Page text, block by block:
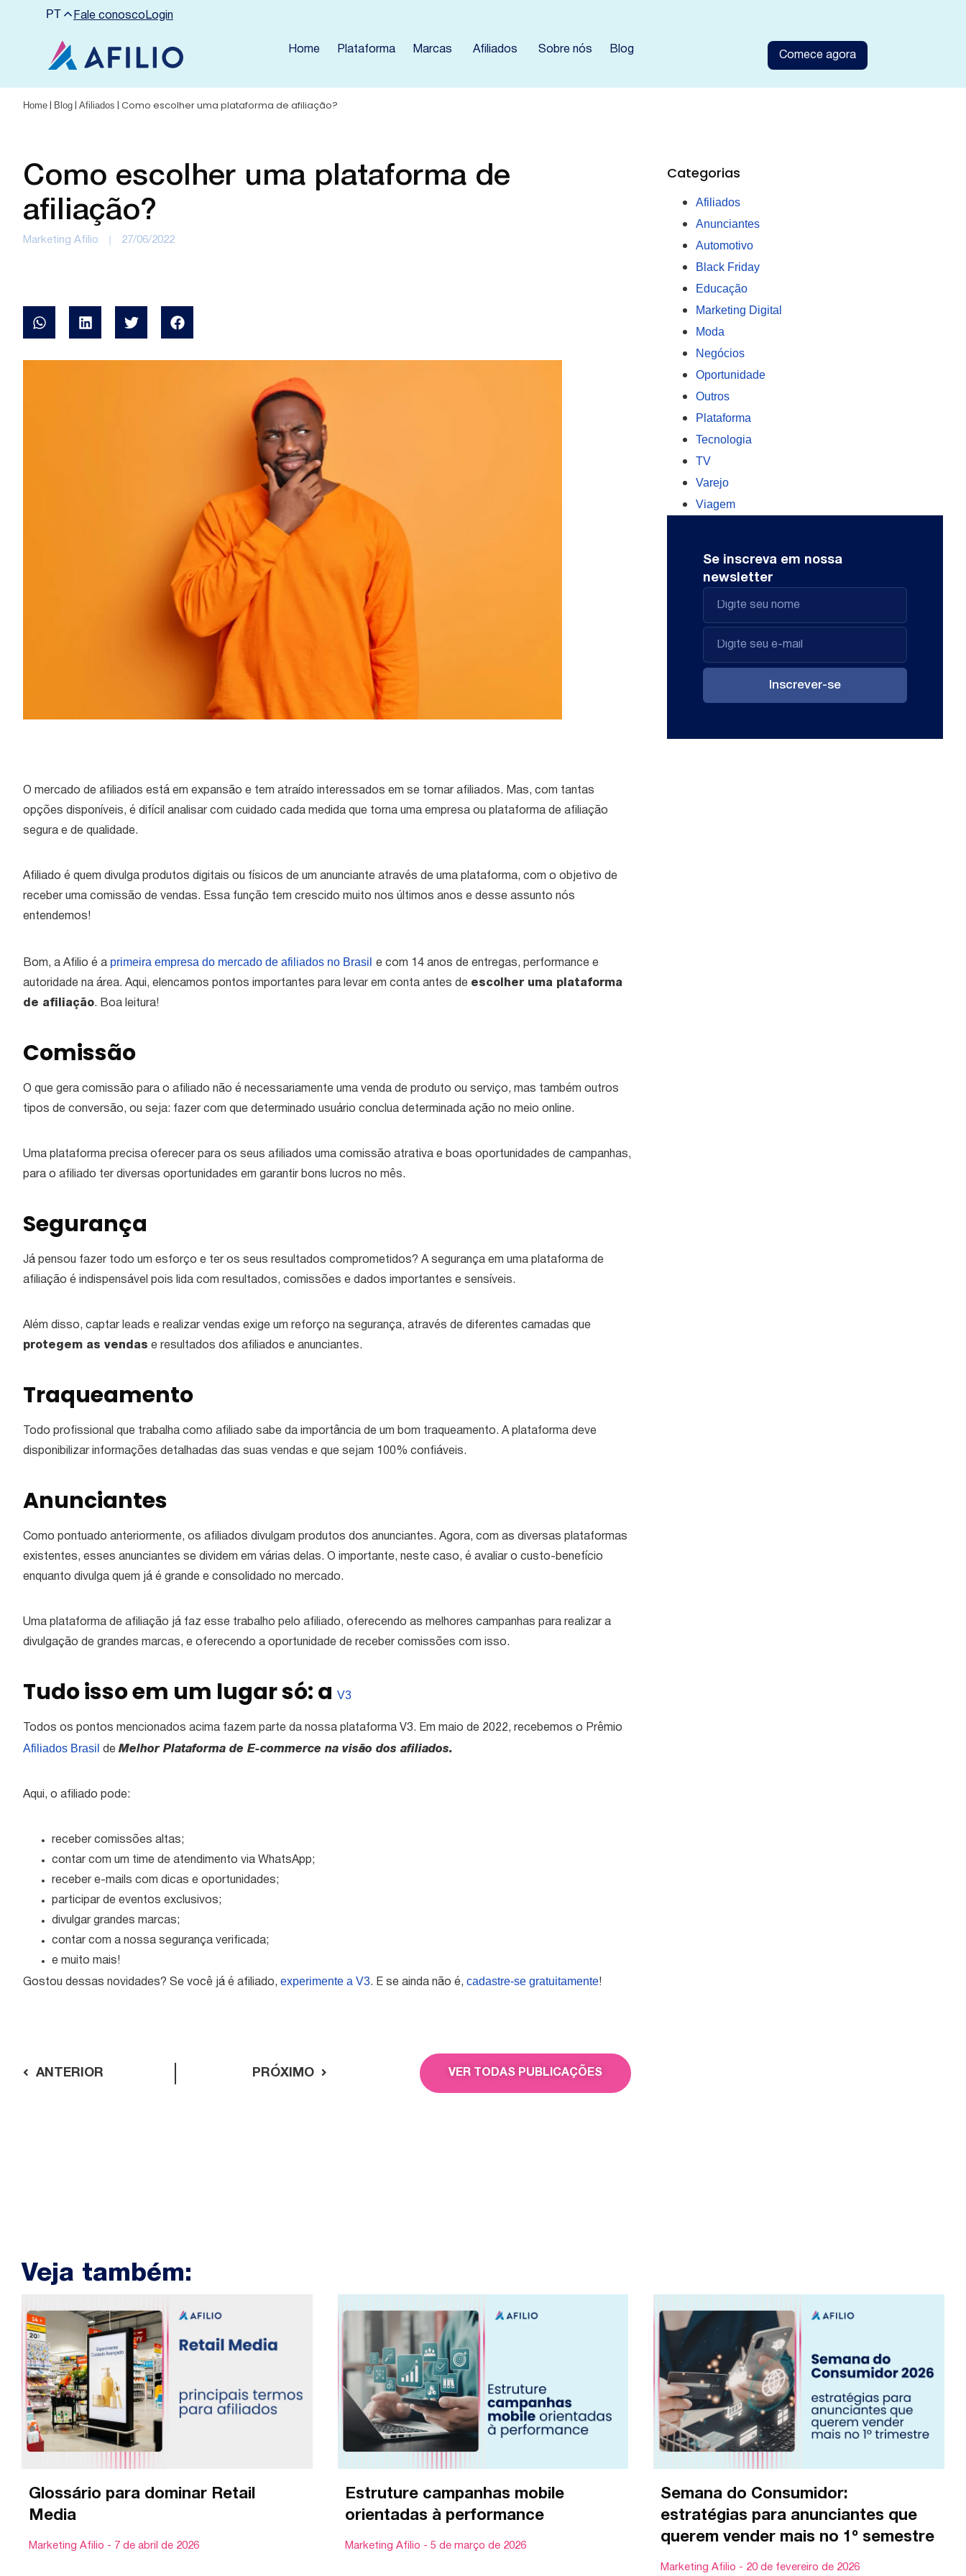
PT Fale conosco Login
Home Plataforma Marcas Afiliados Sobre nós Blog
Comece agora
Home | Blog | Afiliados | Como escolher uma plataforma de afiliação?
Como escolher uma plataforma de
afiliação?
Marketing Afilio 27/06/2022
O mercado de afiliados está em expansão e tem atraído interessados em se tornar afiliados. Mas, com tantas
opções disponíveis, é difícil analisar com cuidado cada medida que torna uma empresa ou plataforma de afiliação
segura e de qualidade.
Afiliado é quem divulga produtos digitais ou físicos de um anunciante através de uma plataforma, com o objetivo de
receber uma comissão de vendas. Essa função tem crescido muito nos últimos anos e desse assunto nós
entendemos!
Bom, a Afilio é a primeira empresa do mercado de afiliados no Brasil
e com 14 anos de entregas, performance e
autoridade na área. Aqui, elencamos pontos importantes para levar em conta antes de escolher uma plataforma
de afiliação. Boa leitura!
Comissão
O que gera comissão para o afiliado não é necessariamente uma venda de produto ou serviço, mas também outros
tipos de conversão, ou seja: fazer com que determinado usuário conclua determinada ação no meio online.
Uma plataforma precisa oferecer para os seus afiliados uma comissão atrativa e boas oportunidades de campanhas,
para o afiliado ter diversas oportunidades em garantir bons lucros no mês.
Segurança
Já pensou fazer todo um esforço e ter os seus resultados comprometidos? A segurança em uma plataforma de
afiliação é indispensável pois lida com resultados, comissões e dados importantes e sensíveis.
Além disso, captar leads e realizar vendas exige um reforço na segurança, através de diferentes camadas que
protegem as vendas e resultados dos afiliados e anunciantes.
Traqueamento
Todo profissional que trabalha como afiliado sabe da importância de um bom traqueamento. A plataforma deve
disponibilizar informações detalhadas das suas vendas e que sejam 100% confiáveis.
Anunciantes
Como pontuado anteriormente, os afiliados divulgam produtos dos anunciantes. Agora, com as diversas plataformas
existentes, esses anunciantes se dividem em várias delas. O importante, neste caso, é avaliar o custo-benefício
enquanto divulga quem já é grande e consolidado no mercado.
Uma plataforma de afiliação já faz esse trabalho pelo afiliado, oferecendo as melhores campanhas para realizar a
divulgação de grandes marcas, e oferecendo a oportunidade de receber comissões com isso.
Tudo isso em um lugar só: a V3
Todos os pontos mencionados acima fazem parte da nossa plataforma V3. Em maio de 2022, recebemos o Prêmio
Afiliados Brasil de Melhor Plataforma de E-commerce na visão dos afiliados.
Aqui, o afiliado pode:
receber comissões altas;
contar com um time de atendimento via WhatsApp;
receber e-mails com dicas e oportunidades;
participar de eventos exclusivos;
divulgar grandes marcas;
contar com a nossa segurança verificada;
e muito mais!
Gostou dessas novidades? Se você já é afiliado, experimente a V3. E se ainda não é, cadastre-se gratuitamente!
ANTERIOR PRÓXIMO VER TODAS PUBLICAÇÕES
Categorias
Afiliados
Anunciantes
Automotivo
Black Friday
Educação
Marketing Digital
Moda
Negócios
Oportunidade
Outros
Plataforma
Tecnologia
TV
Varejo
Viagem
Se inscreva em nossa
newsletter
Inscrever-se
Veja também:
Glossário para dominar Retail
Media
Marketing Afilio 7 de abril de 2026
Estruture campanhas mobile
orientadas à performance
Marketing Afilio 5 de março de 2026
Semana do Consumidor:
estratégias para anunciantes que
querem vender mais no 1º semestre
Marketing Afilio 20 de fevereiro de 2026